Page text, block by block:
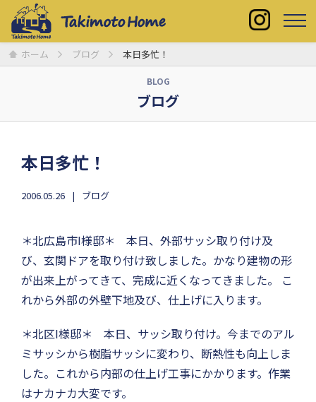
ホーム ブログ 本日多忙！
BLOG
ブログ
本日多忙！
2006.05.26 ブログ
＊北広島市I様邸＊ 本日、外部サッシ取り付け及
び、玄関ドアを取り付け致しました。かなり建物の形
が出来上がってきて、完成に近くなってきました。 こ
れから外部の外壁下地及び、仕上げに入ります。
＊北区I様邸＊ 本日、サッシ取り付け。今までのアル
ミサッシから樹脂サッシに変わり、断熱性も向上しま
した。これから内部の仕上げ工事にかかります。作業
はナカナカ大変です。